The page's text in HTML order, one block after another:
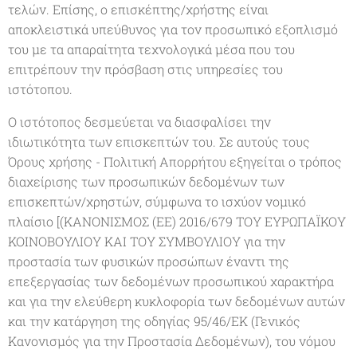
τελών. Επίσης, ο επισκέπτης/χρήστης είναι
αποκλειστικά υπεύθυνος για τον προσωπικό εξοπλισμό
του με τα απαραίτητα τεχνολογικά μέσα που του
επιτρέπουν την πρόσβαση στις υπηρεσίες του
ιστότοπου.
Ο ιστότοπος δεσμεύεται να διασφαλίσει την
ιδιωτικότητα των επισκεπτών του. Σε αυτούς τους
Όρους χρήσης - Πολιτική Απορρήτου εξηγείται ο τρόπος
διαχείρισης των προσωπικών δεδομένων των
επισκεπτών/χρηστών, σύμφωνα το ισχύον νομικό
πλαίσιο [(ΚΑΝΟΝΙΣΜΟΣ (ΕΕ) 2016/679 ΤΟΥ ΕΥΡΩΠΑΪΚΟΥ
ΚΟΙΝΟΒΟΥΛΙΟΥ ΚΑΙ ΤΟΥ ΣΥΜΒΟΥΛΙΟΥ για την
προστασία των φυσικών προσώπων έναντι της
επεξεργασίας των δεδομένων προσωπικού χαρακτήρα
και για την ελεύθερη κυκλοφορία των δεδομένων αυτών
και την κατάργηση της οδηγίας 95/46/ΕΚ (Γενικός
Κανονισμός για την Προστασία Δεδομένων), του νόμου